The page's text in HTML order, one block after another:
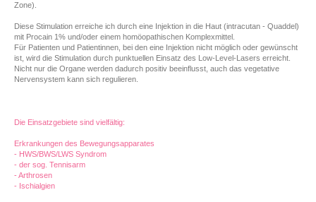
Zone).
Diese Stimulation erreiche ich durch eine Injektion in die Haut (intracutan - Quaddel)
mit Procain 1% und/oder einem homöopathischen Komplexmittel.
Für Patienten und Patientinnen, bei den eine Injektion nicht möglich oder gewünscht
ist, wird die Stimulation durch punktuellen Einsatz des Low-Level-Lasers erreicht.
Nicht nur die Organe werden dadurch positiv beeinflusst, auch das vegetative
Nervensystem kann sich regulieren.
Die Einsatzgebiete sind vielfältig:
Erkrankungen des Bewegungsapparates
- HWS/BWS/LWS Syndrom
- der sog. Tennisarm
- Arthrosen
- Ischialgien